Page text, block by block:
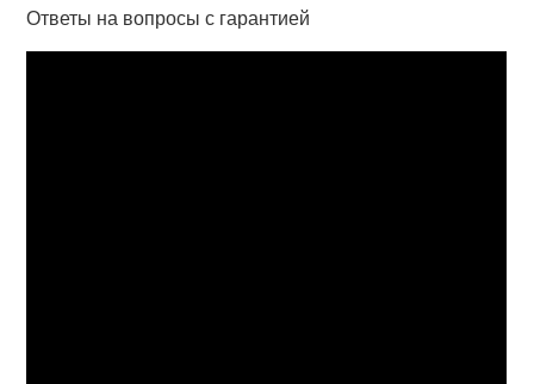
Ответы на вопросы с гарантией